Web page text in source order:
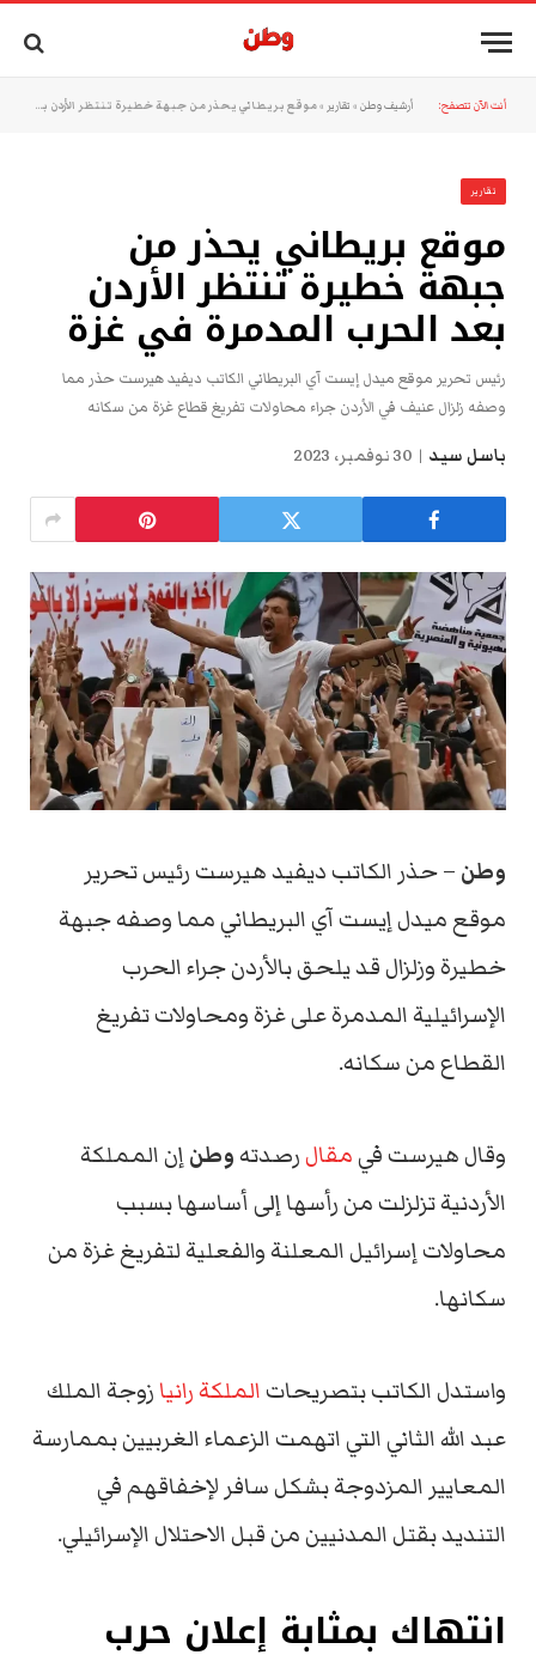
أنت الآن تتصفح: أرشيف وطن » تقارير »موقع بريطاني يحذر من جبهة خطيرة تنتظر الأردن بعد الحرب المدمرة في غزة
تقارير
موقع بريطاني يحذر من
جبهة خطيرة تنتظر الأردن
بعد الحرب المدمرة في غزة
رئيس تحرير موقع ميدل إيست آي البريطاني الكاتب ديفيد هيرست حذر مما
وصفه زلزال عنيف في الأردن جراء محاولات تفريغ قطاع غزة من سكانه
باسل سيد 30 نوفمبر، 2023
وطن – حذر الكاتب ديفيد هيرست رئيس تحرير
موقع ميدل إيست آي البريطاني مما وصفه جبهة
خطيرة وزلزال قد يلحق بالأردن جراء الحرب
الإسرائيلية المدمرة على غزة ومحاولات تفريغ
القطاع من سكانه.
وقال هيرست فيمقالرصدتهوطنإن المملكة
الأردنية تزلزلت من رأسها إلى أساسها بسبب
محاولات إسرائيل المعلنة والفعلية لتفريغ غزة من
سكانها.
واستدل الكاتب بتصريحاتالملكة رانيا زوجة الملك
عبد الله الثاني التي اتهمت الزعماء الغربيين بممارسة
المعايير المزدوجة بشكل سافر لإخفاقهم في
التنديد بقتل المدنيين من قبل الاحتلال الإسرائيلي.
انتهاك بمثابة إعلان حرب